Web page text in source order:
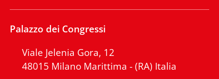
Palazzo dei Congressi
Viale Jelenia Gora, 12
48015 Milano Marittima - (RA) Italia